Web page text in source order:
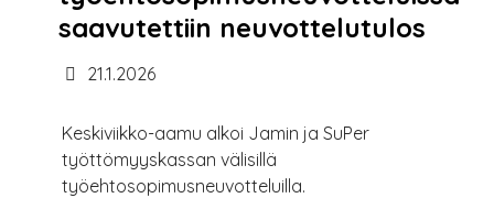
saavutettiin neuvottelutulos
21.1.2026
Keskiviikko-aamu alkoi Jamin ja SuPer
työttömyyskassan välisillä
työehtosopimusneuvotteluilla.